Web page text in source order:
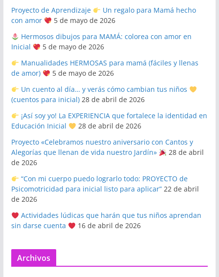
Proyecto de Aprendizaje
Un regalo para Mamá hecho
con amor
5 de mayo de 2026
Hermosos dibujos para MAMÁ: colorea con amor en
Inicial
5 de mayo de 2026
Manualidades HERMOSAS para mamá (fáciles y llenas
de amor)
5 de mayo de 2026
Un cuento al día… y verás cómo cambian tus niños
(cuentos para inicial) 28 de abril de 2026
¡Así soy yo! La EXPERIENCIA que fortalece la identidad en
Educación Inicial
28 de abril de 2026
Proyecto «Celebramos nuestro aniversario con Cantos y
Alegorías que llenan de vida nuestro Jardín»
28 de abril
de 2026
“Con mi cuerpo puedo lograrlo todo: PROYECTO de
Psicomotricidad para inicial listo para aplicar” 22 de abril
de 2026
Actividades lúdicas que harán que tus niños aprendan
sin darse cuenta
16 de abril de 2026
Archivos